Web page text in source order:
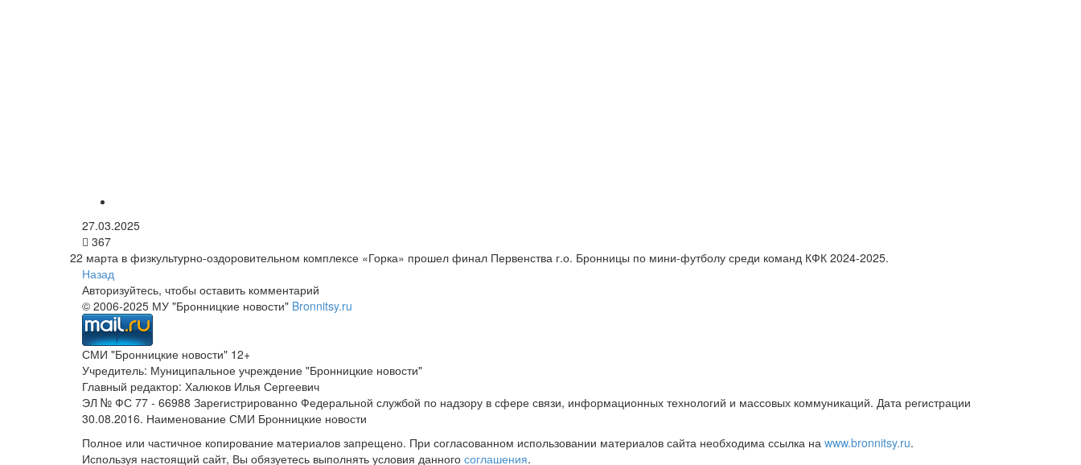
27.03.2025
367
22 марта в физкультурно-оздоровительном комплексе «Горка» прошел финал Первенства г.о. Бронницы по мини-футболу среди команд КФК 2024-2025.
Назад
Авторизуйтесь, чтобы оставить комментарий
© 2006-2025 МУ "Бронницкие новости" Bronnitsy.ru
СМИ "Бронницкие новости" 12+
Учредитель: Муниципальное учреждение "Бронницкие новости"
Главный редактор: Халюков Илья Сергеевич
ЭЛ № ФС 77 - 66988 Зарегистрированно Федеральной службой по надзору в сфере связи, информационных технологий и массовых коммуникаций. Дата регистрации
30.08.2016. Наименование СМИ Бронницкие новости
Полное или частичное копирование материалов запрещено. При согласованном использовании материалов сайта необходима ссылка на www.bronnitsy.ru.
Используя настоящий сайт, Вы обязуетесь выполнять условия данного соглашения.